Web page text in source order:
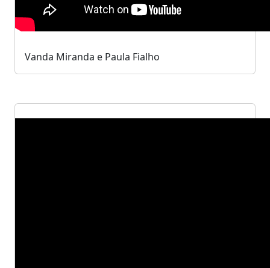
Vanda Miranda e Paula Fialho